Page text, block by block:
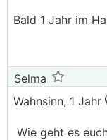
Bald 1 Jahr im
Selma
Wahnsinn, 1 Jahr
Wie geht es